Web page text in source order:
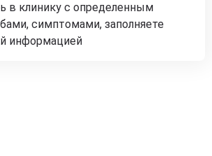
в клинику с определенным
симптомами, заполняете
информацией